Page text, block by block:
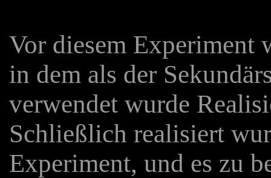
Vor diesem Experiment
in dem als der
verwendet wurde
Schließlich realisiert
Experiment, und es zu